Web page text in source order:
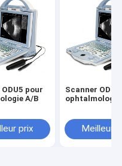
pour
A/B
prix
Scanner
ophtalmologie
Meilleur